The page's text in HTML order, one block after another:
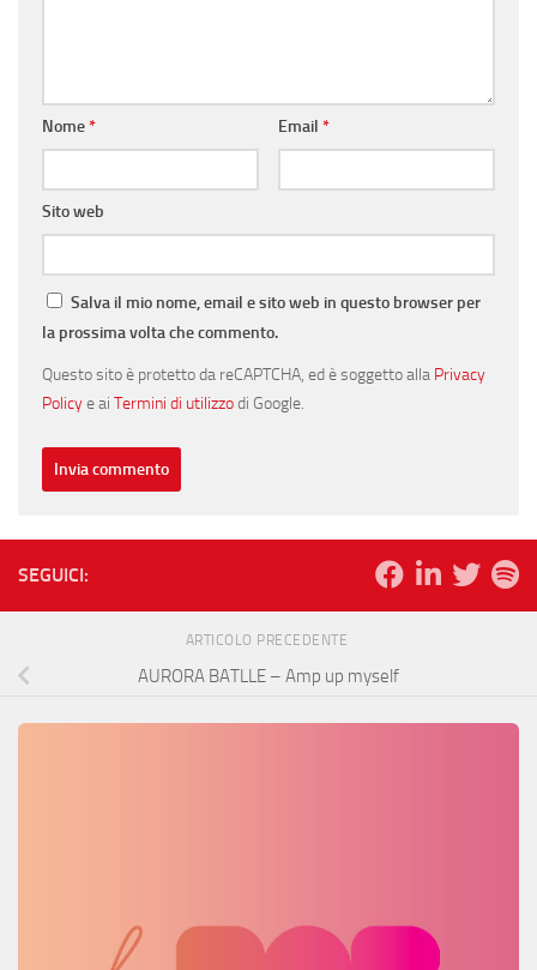
Nome* Email *
Sito web
Salva il mio nome, email e sito web in questo browser per
la prossima volta che commento.
Questo sito è protetto da reCAPTCHA, ed è soggetto alla Privacy
Policye ai Termini di utilizzodi Google.
SEGUICI:
ARTICOLO PRECEDENTE
AURORA BATLLE – Amp up myself